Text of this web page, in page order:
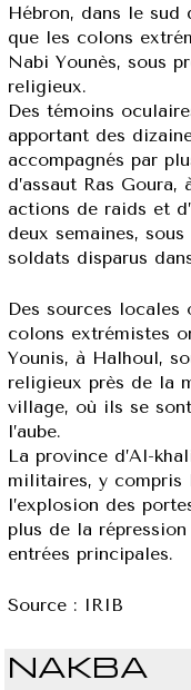
Hébron, dans le sud
que les colons
Nabi Younès, sous
religieux.
Des témoins
apportant des
accompagnés par
d’assaut Ras
actions de raids et
deux semaines,
soldats disparus
Des sources locales
colons extrémistes
Younis, à Halhoul,
religieux près de la
village, où ils se
l’aube.
La province d’Al-
militaires, y compris
l’explosion des
plus de la
entrées principales.
Source : IRIB
NAKBA